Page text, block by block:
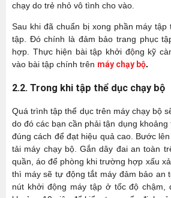
chạy do trẻ nhỏ vô tình cho vào.
Sau khi đã chuẩn bị xong phần máy
tập. Đó chính là đảm bảo trang phục
hợp. Thực hiện bài tập khởi động kỹ
vào bài tập chính trên máy chạy bộ.
2.2. Trong khi tập thể dục chạy bộ
Quá trình tập thể dục trên máy chạy bộ
do đó các bạn cần phải tận dụng
đúng cách để đạt hiệu quả cao. Bước
tải máy chạy bộ. Gắn dây đai an toàn
quần, áo để phòng khi trường hợp xấu
thì máy sẽ tự động tắt máy đảm bảo an
nút khởi động máy tập ở tốc độ chậm,